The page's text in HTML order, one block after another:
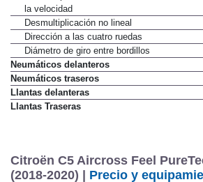
la velocidad
Desmultiplicación no lineal
Dirección a las cuatro ruedas
Diámetro de giro entre bordillos
Neumáticos delanteros
Neumáticos traseros
Llantas delanteras
Llantas Traseras
Citroën C5 Aircross Feel
(2018-2020) | Precio y